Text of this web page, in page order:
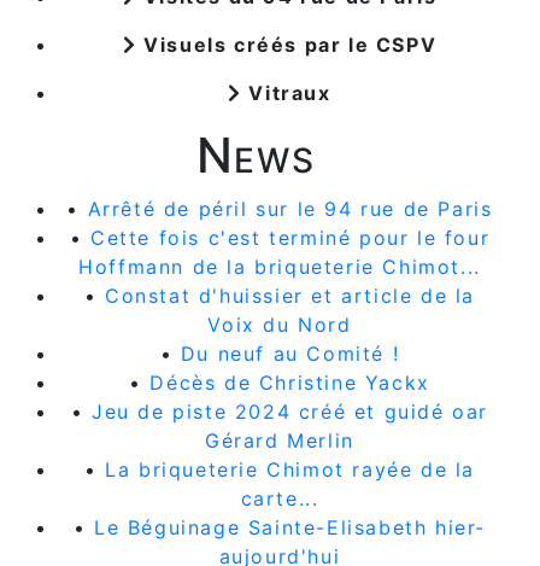
Visuels créés par le CSPV
Vitraux
News
• Arrêté de péril sur le 94 rue de Paris
• Cette fois c'est terminé pour le four
Hoffmann de la briqueterie Chimot...
• Constat d'huissier et article de la
Voix du Nord
• Du neuf au Comité !
• Décès de Christine Yackx
•Jeu de piste 2024 créé et guidé oar
Gérard Merlin
• La briqueterie Chimot rayée de la
carte...
• Le Béguinage Sainte-Elisabeth hier-
aujourd'hui